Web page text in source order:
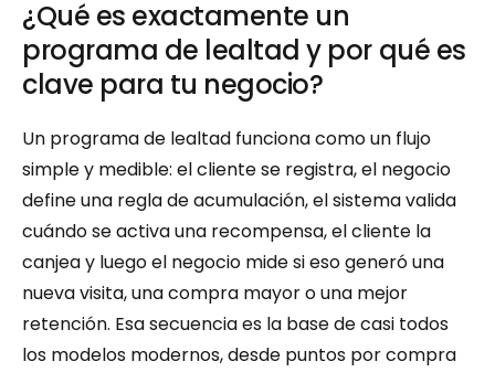
¿Qué es exactamente un
programa de lealtad y por qué es
clave para tu negocio?
Un programa de lealtad funciona como un flujo
simple y medible: el cliente se registra, el negocio
define una regla de acumulación, el sistema valida
cuándo se activa una recompensa, el cliente la
canjea y luego el negocio mide si eso generó una
nueva visita, una compra mayor o una mejor
retención. Esa secuencia es la base de casi todos
los modelos modernos, desde puntos por compra